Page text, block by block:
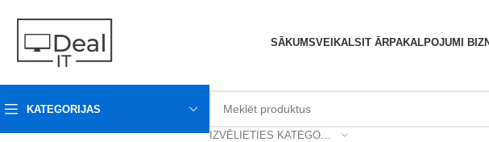
SĀKUMSVEIKALS IT ĀRPAKALPOJUMI
KATEGORIJAS
IZVĒLIETIES KATEGORIJU